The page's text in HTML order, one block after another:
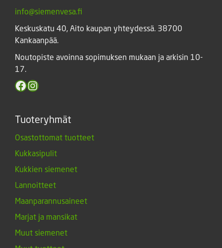
info@siemenvesa.fi
Keskuskatu 40, Aito kaupan yhteydessä. 38700
Kankaanpää.
Noutopiste avoinna sopimuksen mukaan ja arkisin 10-
17.
Facebook
Instagram
Tuoteryhmät
Osastottomat tuotteet
Kukkasipulit
Kukkien siemenet
Lannoitteet
Maanparannusaineet
Marjat ja mansikat
Muut siemenet